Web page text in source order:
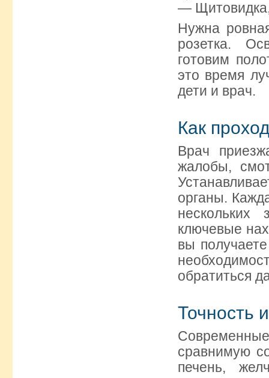
— Щитовидка,
Нужна
розетка.
готовим
это время
дети и врач.
Как
Врач
жалобы,
органы.
ключевые
вы
обратиться
Точность
сравнимую
печень,